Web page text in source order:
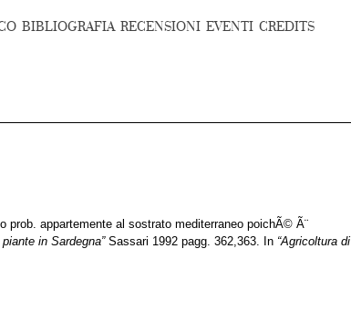
BIBLIOGRAFIA RECENSIONI EVENTI CREDITS
prob. appartemente al sostrato mediterraneo poichÃ© Ã¨
in Sardegna” Sassari 1992 pagg. 362,363. In “Agricoltura di